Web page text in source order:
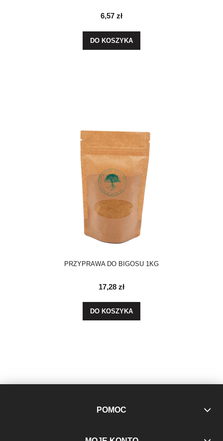
6,57 zł
DO KOSZYKA
PRZYPRAWA DO BIGOSU 1KG
17,28 zł
DO KOSZYKA
POMOC